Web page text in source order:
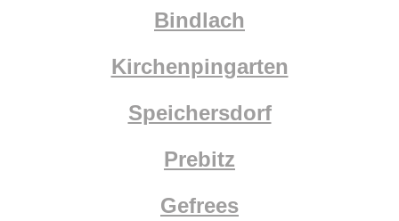
Bindlach
Kirchenpingarten
Speichersdorf
Prebitz
Gefrees